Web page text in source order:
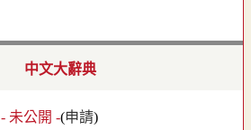
中文大辭典
- 未公開 -(申請)